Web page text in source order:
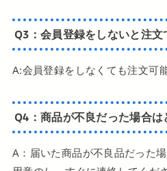
Q3：会員登録をしないと注文
A:会員登録をしなくても注文可能
Q4：商品が不良だった場合
A：届いた商品が不良品だった